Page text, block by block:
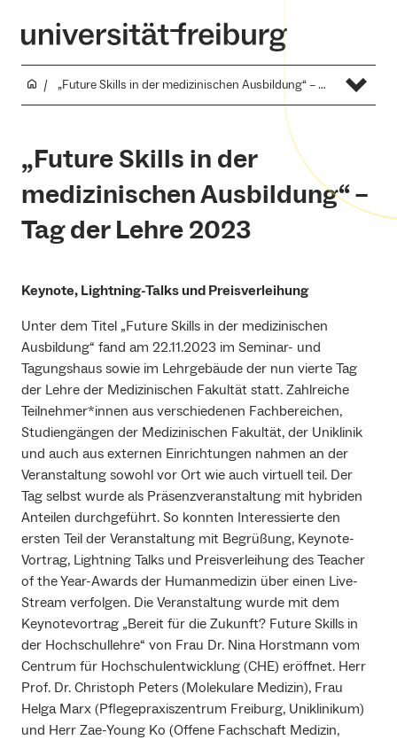
„Future Skills in der medizinischen Ausbildung“ – Tag der Lehre 2023
„Future Skills in der
medizinischen Ausbildung“ –
Tag der Lehre 2023
Keynote, Lightning-Talks und Preisverleihung
Unter dem Titel „Future Skills in der medizinischen
Ausbildung“ fand am 22.11.2023 im Seminar- und
Tagungshaus sowie im Lehrgebäude der nun vierte Tag
der Lehre der Medizinischen Fakultät statt. Zahlreiche
Teilnehmer*innen aus verschiedenen Fachbereichen,
Studiengängen der Medizinischen Fakultät, der Uniklinik
und auch aus externen Einrichtungen nahmen an der
Veranstaltung sowohl vor Ort wie auch virtuell teil. Der
Tag selbst wurde als Präsenzveranstaltung mit hybriden
Anteilen durchgeführt. So konnten Interessierte den
ersten Teil der Veranstaltung mit Begrüßung, Keynote-
Vortrag, Lightning Talks und Preisverleihung des Teacher
of the Year-Awards der Humanmedizin über einen Live-
Stream verfolgen. Die Veranstaltung wurde mit dem
Keynotevortrag „Bereit für die Zukunft? Future Skills in
der Hochschullehre“ von Frau Dr. Nina Horstmann vom
Centrum für Hochschulentwicklung (CHE) eröffnet. Herr
Prof. Dr. Christoph Peters (Molekulare Medizin), Frau
Helga Marx (Pflegepraxiszentrum Freiburg, Uniklinikum)
und Herr Zae-Young Ko (Offene Fachschaft Medizin,